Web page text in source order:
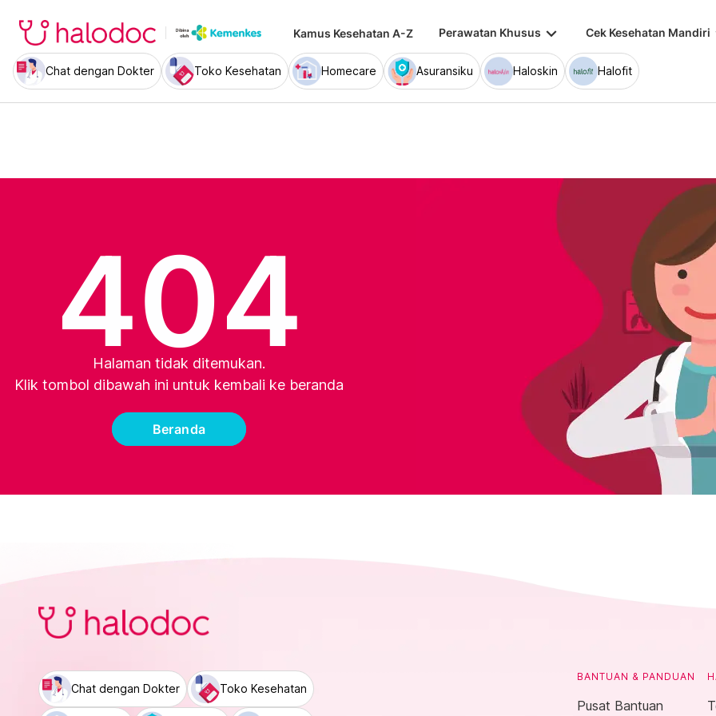
Kamus Kesehatan A-Z Perawatan Khusus keyboard_arrow_down Cek Kesehatan Mandiri
Chat dengan Dokter Toko Kesehatan Homecare Asuransiku Haloskin Halofit
404
Halaman tidak ditemukan.
Klik tombol dibawah ini untuk kembali ke beranda
Beranda
Chat dengan Dokter Toko Kesehatan
BANTUAN & PANDUAN
Pusat Bantuan